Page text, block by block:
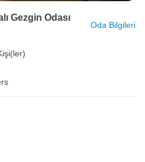
Gezgin Odası
Oda Bilgileri